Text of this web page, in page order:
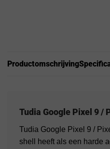
Productomschrijving
Tudia Google Pixel 9 /
Tudia Google Pixel 9 /
shell heeft als een harde